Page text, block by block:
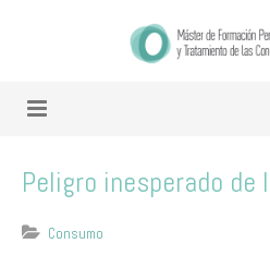
Peligro inesperado de
Consumo